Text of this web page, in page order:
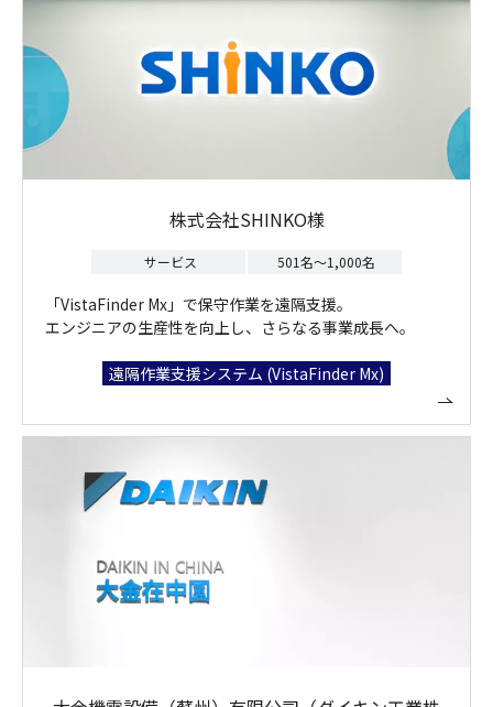
株式会社SHINKO様
サービス 501名～1,000名
「VistaFinder Mx」で保守作業を遠隔支援。
エンジニアの生産性を向上し、さらなる事業成長へ。
遠隔作業支援システム (VistaFinder Mx)